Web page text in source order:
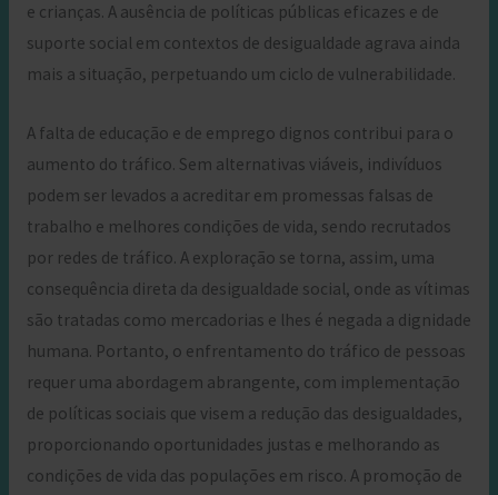
e crianças. A ausência de políticas públicas eficazes e de
suporte social em contextos de desigualdade agrava ainda
mais a situação, perpetuando um ciclo de vulnerabilidade.
A falta de educação e de emprego dignos contribui para o
aumento do tráfico. Sem alternativas viáveis, indivíduos
podem ser levados a acreditar em promessas falsas de
trabalho e melhores condições de vida, sendo recrutados
por redes de tráfico. A exploração se torna, assim, uma
consequência direta da desigualdade social, onde as vítimas
são tratadas como mercadorias e lhes é negada a dignidade
humana. Portanto, o enfrentamento do tráfico de pessoas
requer uma abordagem abrangente, com implementação
de políticas sociais que visem a redução das desigualdades,
proporcionando oportunidades justas e melhorando as
condições de vida das populações em risco. A promoção de